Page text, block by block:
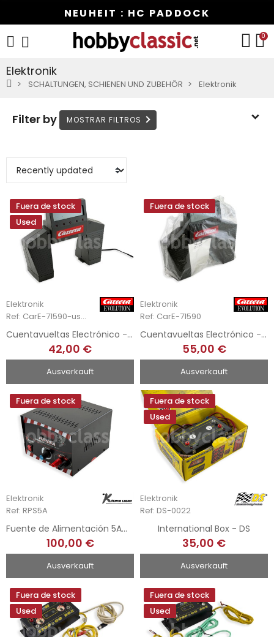
NEUHEIT : HC PADDOCK
0
Elektronik
SCHALTUNGEN, SCHIENEN UND ZUBEHÖR Elektronik
Filter by
Fuera de stock
Used
Elektronik
Ref: CarE-71590-used
Cuentavueltas Electrónico - Carrera
42,00 €
Ausverkauft
Fuera de stock
Elektronik
Ref: CarE-71590
Cuentavueltas Electrónico - Carrera
55,00 €
Ausverkauft
Fuera de stock
Elektronik
Ref: RPS5A
Fuente de Alimentación 5Amp - hasta 24v
100,00 €
Ausverkauft
Fuera de stock
Used
Elektronik
Ref: DS-0022
International Box - DS
35,00 €
Ausverkauft
Fuera de stock
Used
Fuera de stock
Used